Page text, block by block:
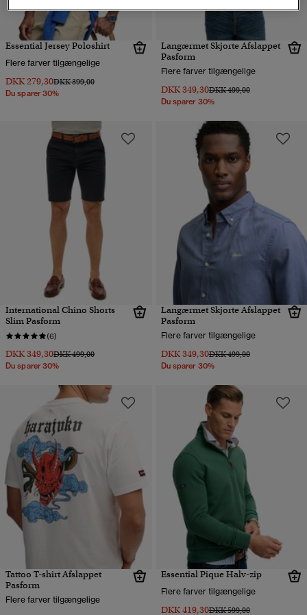
Essential Jersey Poloshirt
Flere farver tilgængelige
DKK 279,30Pris nedsat fra
DKK 399,00til
Du sparer 30%
Langærmet Skjorte Afslappet
Pasform
Flere farver tilgængelige
DKK 349,30Pris nedsat fra
DKK 499,00til
Du sparer 30%
International Chino Shorts
Slim Pasform
(6)
DKK 349,30Pris nedsat fra
DKK 499,00til
Du sparer 30%
Langærmet Skjorte Afslappet
Pasform
Flere farver tilgængelige
DKK 349,30Pris nedsat fra
DKK 499,00til
Du sparer 30%
Tattoo T-shirt Afslappet
Pasform
Flere farver tilgængelige
Essential Pique Halv-zip
Flere farver tilgængelige
DKK 419,30Pris nedsat fra
DKK 599,00til